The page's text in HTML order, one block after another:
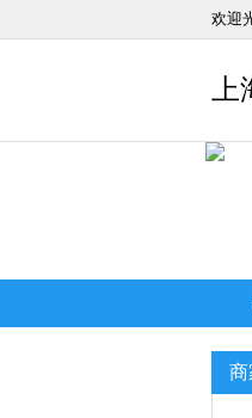
欢迎
商